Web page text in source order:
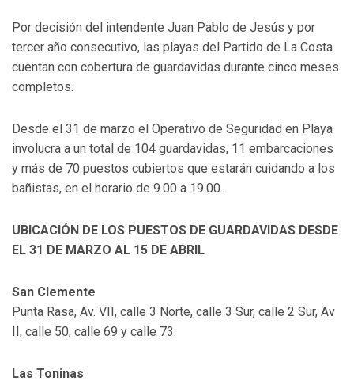
Por decisión del intendente Juan Pablo de Jesús y por
tercer año consecutivo, las playas del Partido de La Costa
cuentan con cobertura de guardavidas durante cinco meses
completos.
Desde el 31 de marzo el Operativo de Seguridad en Playa
involucra a un total de 104 guardavidas, 11 embarcaciones
y más de 70 puestos cubiertos que estarán cuidando a los
bañistas, en el horario de 9.00 a 19.00.
UBICACIÓN DE LOS PUESTOS DE GUARDAVIDAS DESDE
EL 31 DE MARZO AL 15 DE ABRIL
San Clemente
Punta Rasa, Av. VII, calle 3 Norte, calle 3 Sur, calle 2 Sur, Av
II, calle 50, calle 69 y calle 73.
Las Toninas